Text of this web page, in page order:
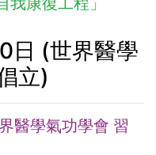
日 (世界醫學
立)
醫學氣功學會 習